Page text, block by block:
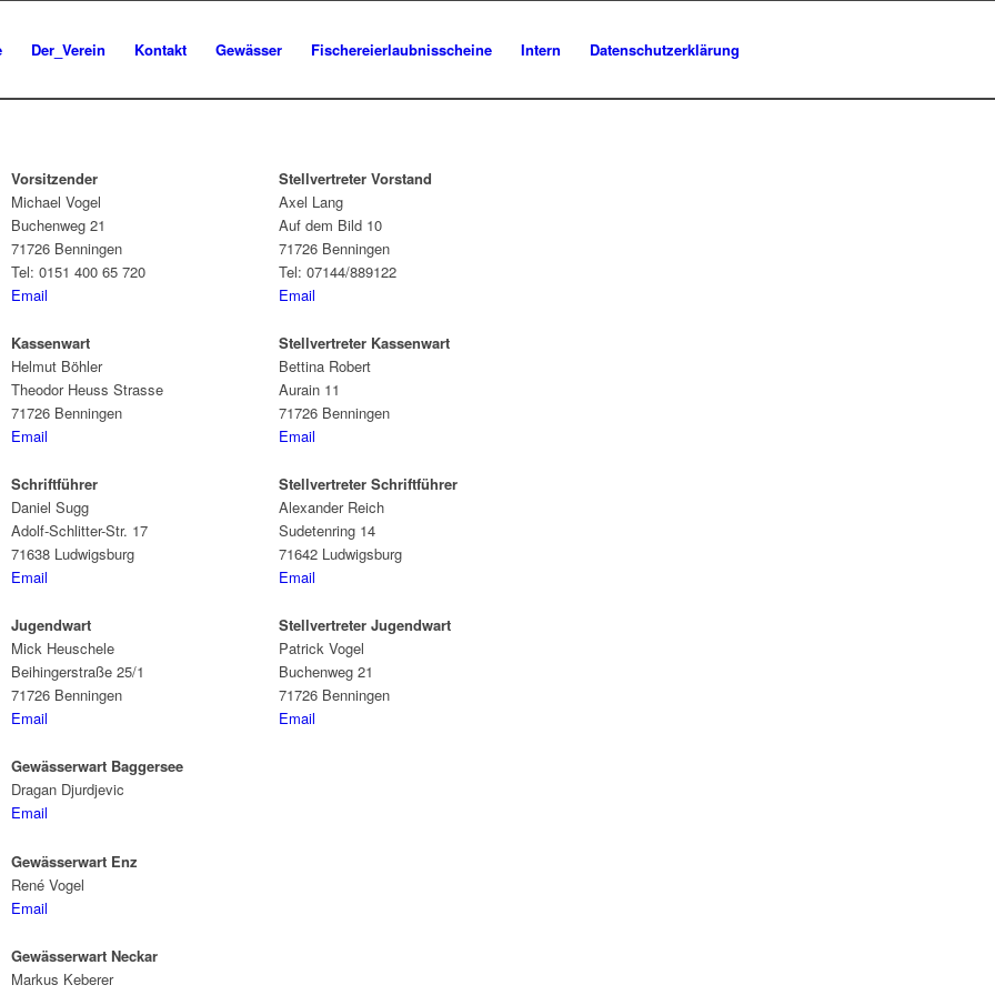
Der_Verein Kontakt Gewässer Fischereierlaubnisscheine Intern Datenschutzerklärung
Vorsitzender
Michael Vogel
Buchenweg 21
71726 Benningen
Tel: 0151 400 65 720
Email
Stellvertreter Vorstand
Axel Lang
Auf dem Bild 10
71726 Benningen
Tel: 07144/889122
Email
Kassenwart
Helmut Böhler
Theodor Heuss Strasse
71726 Benningen
Email
Stellvertreter Kassenwart
Bettina Robert
Aurain 11
71726 Benningen
Email
Schriftführer
Daniel Sugg
Adolf-Schlitter-Str. 17
71638 Ludwigsburg
Email
Stellvertreter Schriftführer
Alexander Reich
Sudetenring 14
71642 Ludwigsburg
Email
Jugendwart
Mick Heuschele
Beihingerstraße 25/1
71726 Benningen
Email
Stellvertreter Jugendwart
Patrick Vogel
Buchenweg 21
71726 Benningen
Email
Gewässerwart Baggersee
Dragan Djurdjevic
Email
Gewässerwart Enz
René Vogel
Email
Gewässerwart Neckar
Markus Keberer